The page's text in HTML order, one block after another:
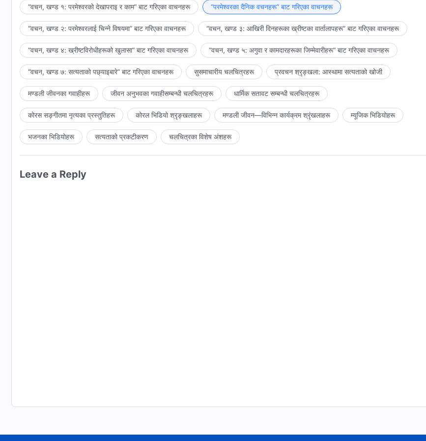
छैन भन्‍ने हुनसक्छ? के परमेश्‍वरले बाइबलबाट टाढा भएर अरू कामहरू गर्न सक्नुहुन्न र? येशू र उहाँका चेलाहरूले किन शबाथ-दिन पालना गर्नुभएन?
यदि उहाँले शबाथ-दिनलाई ध्यानमा राख्दै र पुरानो करारका आज्ञाहरू अनुसार अभ्यास गर्नुपर्थ्यो भने, येशूले उहाँ आउनुभएपछि शबाथ-दिन किन पालना
गर्नुभएन, तर बरु खुट्टा धोइदिनुभयो, शिर ढाक्नुभयो, रोटी भाँच्नुभयो र दाखरस पिउनुभयो? के यी सबै कुरा पुरानो करारका आज्ञाहरूमा समावेश छैनन् र?
यदि येशूले पुरानो करारलाई आदर गर्नुहुन्थ्यो भने उहाँले यी सिद्धान्तहरू किन तोड्नुभयो? कुनचाहिँ पहिले आयो, परमेश्‍वर वा बाइबल, त्यो तँलाई थाहा
हुनुपर्छ। शबाथका प्रभु हुनुभएकोले के उहाँ बाइबलका परमप्रभु पनि हुन सक्नुहुने थिएन र?
“वचन, खण्ड १: परमेश्‍वरको देखापराइ र काम” बाट गरिएका वाचनहरू “परमेश्‍वरका दैनिक वचनहरू” बाट गरिएका वाचनहरू
“वचन, खण्ड २: परमेश्‍वरलाई चिन्‍ने विषयमा” बाट गरिएका वाचनहरू “वचन, खण्ड ३: आखिरी दिनहरूका ख्रीष्टका वार्तालापहरू” बाट गरिएका वाचनहरू
“वचन, खण्ड ४: ख्रीष्टविरोधीहरूको खुलासा” बाट गरिएका वाचनहरू “वचन, खण्ड ५: अगुवा र कामदारहरूका जिम्‍मेवारीहरू” बाट गरिएका वाचनहरू
“वचन, खण्ड ७: सत्यताको पछ्याइबारे” बाट गरिएका वाचनहरू सुसमाचारीय चलचित्रहरू प्रवचन श्रृङ्खला: आस्थामा सत्यताको खोजी
मण्डली जीवनका गवाहीहरू जीवन अनुभवका गवाहीसम्‍बन्धी चलचित्रहरू धार्मिक सतावट सम्‍बन्धी चलचित्रहरू
कोरस सङ्गीतमा नृत्यका प्रस्तुतिहरू कोरल भिडियो श्रृङ्खलाहरू मण्डली जीवन—विभिन्‍न कार्यक्रम श्रृंखलाहरू म्यूजिक भिडियोहरू
भजनका भिडियोहरू सत्यताको प्रकटीकरण चलचित्रका विशेष अंशहरू
Leave a Reply